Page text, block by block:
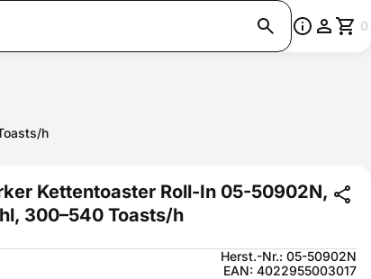
0
h
Kettentoaster Roll-In 05-50902N,
300–540 Toasts/h
Herst.-Nr.: 05-50902N
EAN: 4022955003017